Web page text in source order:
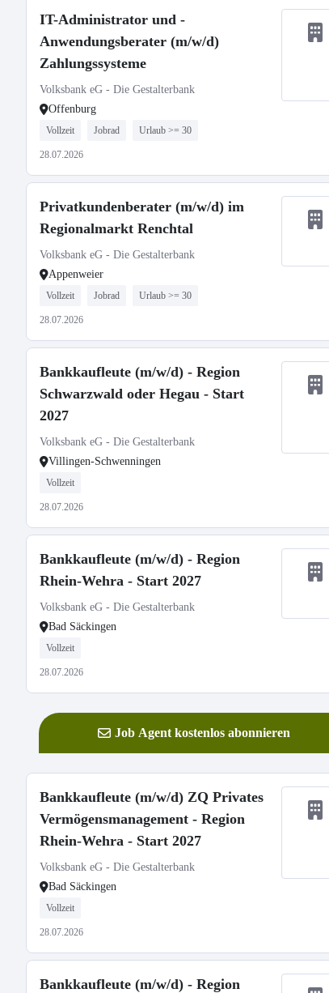
IT-Administrator und -
Anwendungsberater (m/w/d)
Zahlungssysteme
Volksbank eG - Die Gestalterbank
Offenburg
Vollzeit Jobrad Urlaub >= 30
28.07.2026
Privatkundenberater (m/w/d) im
Regionalmarkt Renchtal
Volksbank eG - Die Gestalterbank
Appenweier
Vollzeit Jobrad Urlaub >= 30
28.07.2026
Bankkaufleute (m/w/d) - Region
Schwarzwald oder Hegau - Start
2027
Volksbank eG - Die Gestalterbank
Villingen-Schwenningen
Vollzeit
28.07.2026
Bankkaufleute (m/w/d) - Region
Rhein-Wehra - Start 2027
Volksbank eG - Die Gestalterbank
Bad Säckingen
Vollzeit
28.07.2026
Job Agent kostenlos abonnieren
Bankkaufleute (m/w/d) ZQ Privates
Vermögensmanagement - Region
Rhein-Wehra - Start 2027
Volksbank eG - Die Gestalterbank
Bad Säckingen
Vollzeit
28.07.2026
Bankkaufleute (m/w/d) - Region